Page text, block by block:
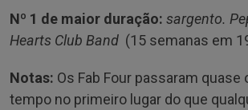
Nº 1 de maior duração: sargento.
Hearts Club Band (15 semanas em
Notas: Os Fab Four passaram quase
tempo no primeiro lugar do que